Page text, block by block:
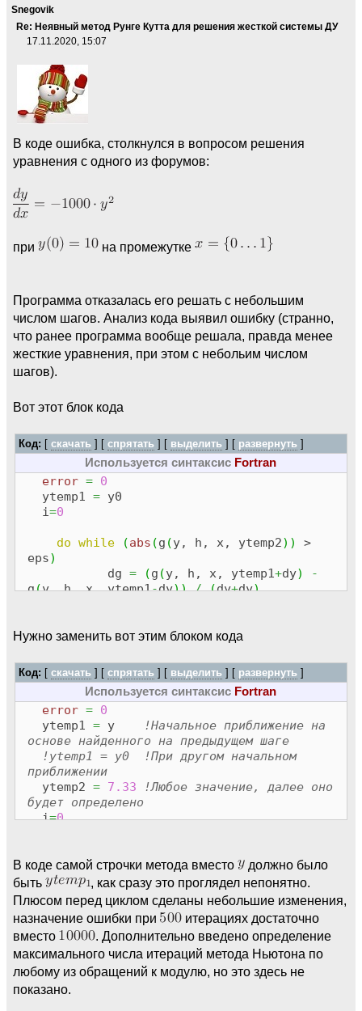
Snegovik
Re: Неявный метод Рунге Кутта для решения жесткой системы ДУ
17.11.2020, 15:07
В коде ошибка, столкнулся в вопросом решения
уравнения с одного из форумов:
при на промежутке
Программа отказалась его решать с небольшим
числом шагов. Анализ кода выявил ошибку (странно,
что ранее программа вообще решала, правда менее
жесткие уравнения, при этом с небольим числом
шагов).
Вот этот блок кода
Код: [скачать ] [спрятать ] [ выделить ] [ развернуть ]
Используется синтаксис Fortran
error = 0
ytemp1= y0
i=0
do while (abs (g (y, h, x, ytemp2) )
>
eps)
dg= (g (y, h, x, ytemp1+dy)
-
g(y, h, x, ytemp1-dy)) / (dy+dy)
ytemp1= ytemp2
if (i >10000) then
error = 1
exit
end
do
y2=ytemp2
Нужно заменить вот этим блоком кода
Код: [скачать ] [спрятать ] [ выделить ] [ развернуть ]
Используется синтаксис Fortran
error = 0
ytemp1= y
!Начальное приближение на
основе найденного на предыдущем шаге
!ytemp1 = y0 !При другом начальном
приближении
ytemp2= 7.33
!Любое значение, далее оно
будет определено
i=0
eps)
( y, h, x, ytemp1
x, ytemp1-dy)) / (dy+dy)
ytemp2=ytemp1-g(y, h, x, ytemp1
/dg
ytemp1=ytemp2
i=i+ 1
В коде самой строчки метода вместо
должно было
быть
, как сразу это проглядел непонятно.
Плюсом перед циклом сделаны небольшие изменения,
назначение ошибки при
итерациях достаточно
вместо
. Дополнительно введено определение
максимального числа итераций метода Ньютона по
любому из обращений к модулю, но это здесь не
показано.